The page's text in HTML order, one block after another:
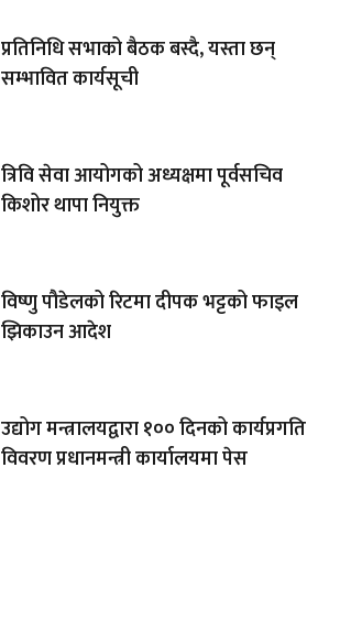
प्रतिनिधि सभाको बैठक बस्दै, यस्ता छन्
सम्भावित कार्यसूची
त्रिवि सेवा आयोगको अध्यक्षमा पूर्वसचिव
किशोर थापा नियुक्त
विष्णु पौडेलको रिटमा दीपक भट्टको फाइल
झिकाउन आदेश
उद्योग मन्त्रालयद्वारा १०० दिनको कार्यप्रगति
विवरण प्रधानमन्त्री कार्यालयमा पेस